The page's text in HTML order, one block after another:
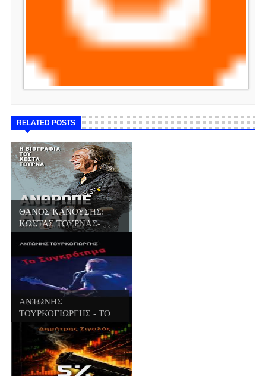
RELATED POSTS
ΘΑΝΟΣ ΚΑΝΟΥΣΗΣ:
ΚΩΣΤΑΣ ΤΟΥΡΝΑΣ-
ΑΝΘ...
ΑΝΤΩΝΗΣ
ΤΟΥΡΚΟΓΙΩΡΓΗΣ - ΤΟ
ΣΥΓΚΡΟΤΗ...